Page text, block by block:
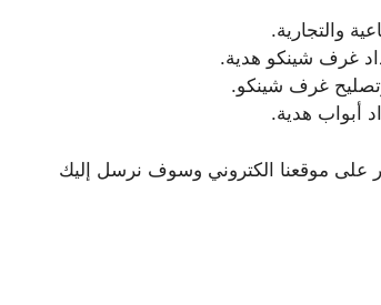
والتجارية.
غرف شينكو هدية.
غرف شينكو.
أبواب هدية.
على موقعنا الكتروني وسوف نرسل إليك